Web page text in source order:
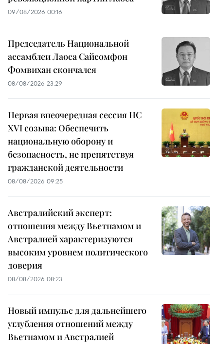
09/08/2026 00:16
Председатель Национальной
ассамблеи Лаоса Сайсомфон
Фомвихан скончался
08/08/2026 23:29
Первая внеочередная сессия НС
XVI созыва: Обеспечить
национальную оборону и
безопасность, не препятствуя
гражданской деятельности
08/08/2026 09:25
Австралийский эксперт:
отношения между Вьетнамом и
Австралией характеризуются
высоким уровнем политического
доверия
08/08/2026 08:23
Новый импульс для дальнейшего
углубления отношений между
Вьетнамом и Австралией